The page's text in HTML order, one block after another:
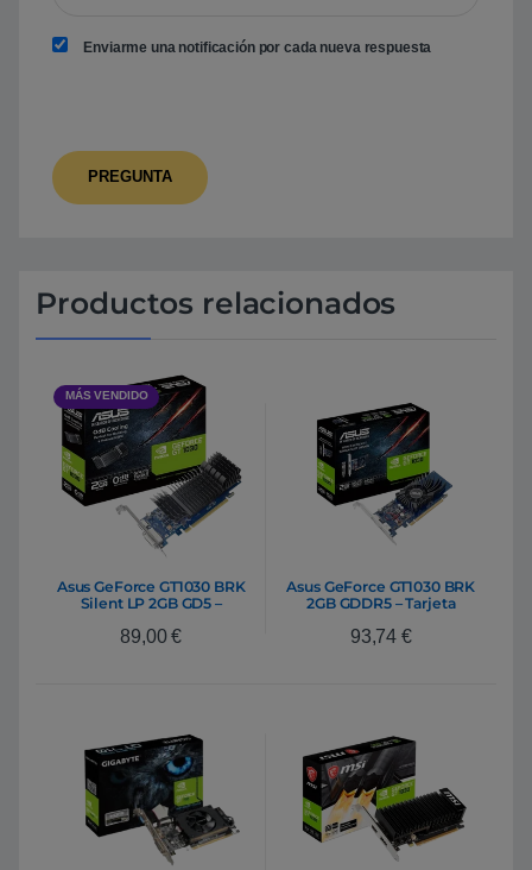
Enviarme una notificación por cada nueva respuesta
Productos relacionados
MÁS VENDIDO
Asus GeForce GT1030 BRK
Silent LP 2GB GD5 –
89,00€
Asus GeForce GT1030 BRK
2GB GDDR5 – Tarjeta
93,74 €